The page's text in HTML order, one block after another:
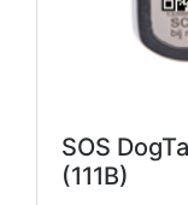
SOS
(111B)